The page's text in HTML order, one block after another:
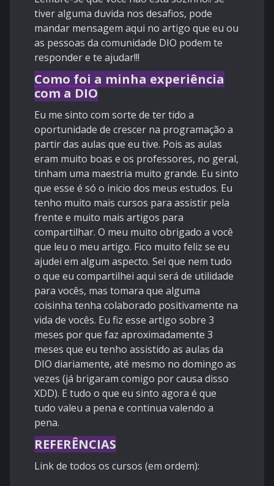
tiver alguma duvida nos desafios, pode
mandar mensagem aqui no artigo que eu ou
as pessoas da comunidade DIO podem te
responder e te ajudar!!!
Como foi a minha experiência
com a DIO
Eu me sinto com sorte de ter tido a
oportunidade de crescer na programação a
partir das aulas que eu tive. Pois as aulas
eram muito boas e os professores, no geral,
tinham uma maestria muito grande. Eu sinto
que esse é só o inicio dos meus estudos. Eu
tenho muito mais cursos para assistir pela
frente e muito mais artigos para
compartilhar. O meu muito obrigado a você
que leu o meu artigo. Fico muito feliz se eu
ajudei em algum aspecto. Sei que nem tudo
o que eu compartilhei aqui será de utilidade
para vocês, mas tomara que alguma
coisinha tenha colaborado positivamente na
vida de vocês. Eu fiz esse artigo sobre 3
meses por que faz aproximadamente 3
meses que eu tenho assistido as aulas da
DIO diariamente, até mesmo no domingo as
vezes (já brigaram comigo por causa disso
XDD). E tudo o que eu sinto agora é que
tudo valeu a pena e continua valendo a
pena.
REFERÊNCIAS
Link de todos os cursos (em ordem):